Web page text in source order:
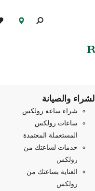
الشراء والصيانة
شراء ساعة رولكس
ساعات رولكس
المستعملة المعتمدة
خدمات لساعتك من
رولكس
العناية بساعتك من
رولكس